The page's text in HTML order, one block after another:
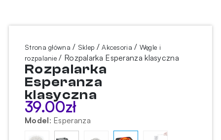
Strona główna / Sklep /Akcesoria / Węgle i
rozpalanie / Rozpalarka Esperanza klasyczna
Rozpalarka
Esperanza
klasyczna
39.00zł
Model: Esperanza